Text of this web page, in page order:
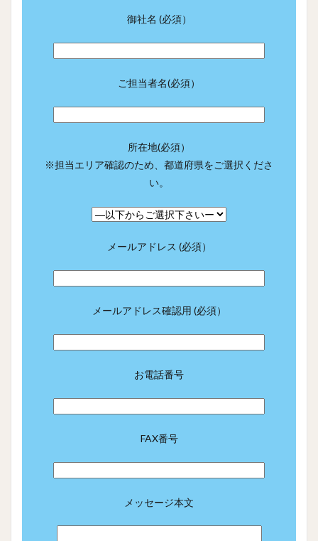
御社名 (必須）
ご担当者名(必須）
所在地(必須）
※担当エリア確認のため、都道府県をご選択くださ
い。
メールアドレス (必須）
メールアドレス確認用 (必須）
お電話番号
FAX番号
メッセージ本文